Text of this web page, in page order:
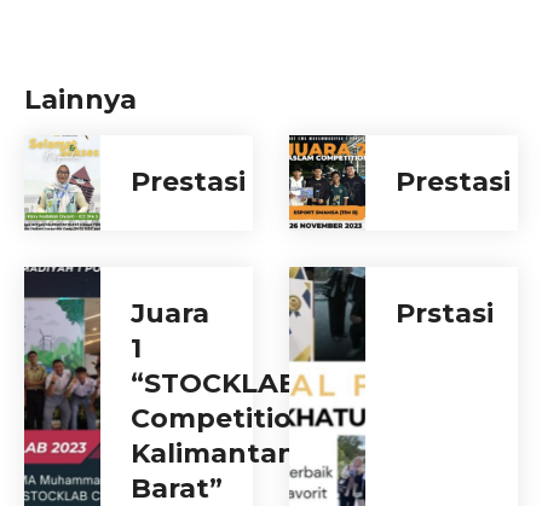
Lainnya
Prestasi Prestasi
Juara
1
“STOCKLAB
Competition
Kalimantan
Barat”
Prstasi